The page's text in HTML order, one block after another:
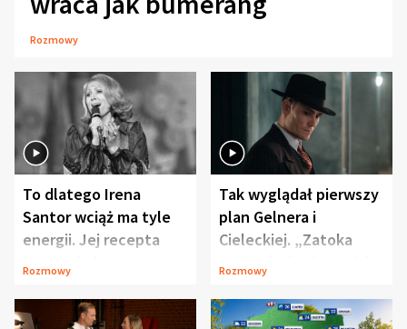
Rozmowy
To dlatego Irena
Santor wciąż ma tyle
energii. Jej recepta
jest zaskakująco
Rozmowy
Tak wyglądał pierwszy
plan Gelnera i
Cieleckiej. „Zatoka
szpiegów” od razu ich
Rozmowy